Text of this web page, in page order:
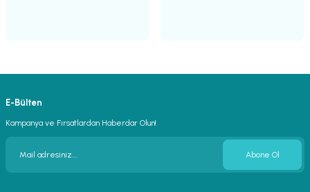
E-Bülten
Kampanya ve Fırsatlardan Haberdar Olun!
Abone Ol